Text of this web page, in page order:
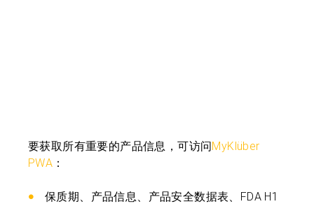
要获取所有重要的产品信息，可访问MyKlüber
PWA ：
保质期、产品信息、产品安全数据表、FDA H1